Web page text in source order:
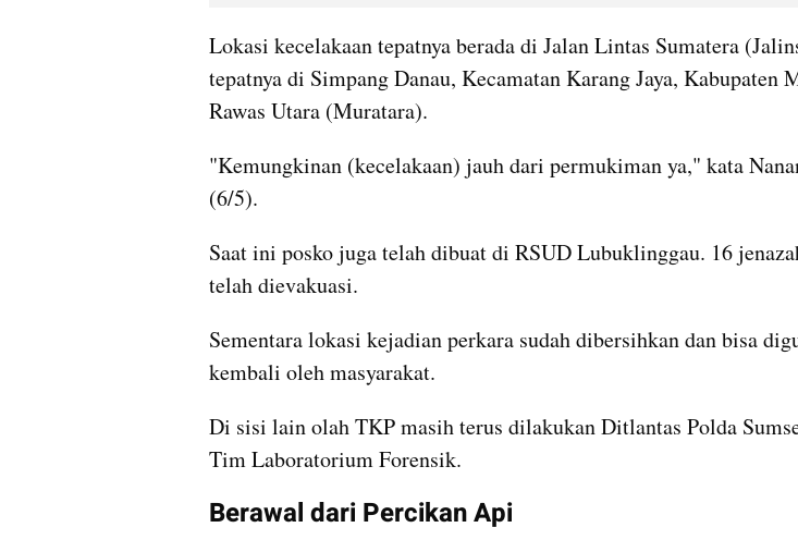
Lokasi kecelakaan tepatnya berada di Jalan Lintas Sumatera
tepatnya di Simpang Danau, Kecamatan Karang Jaya, Kabupaten
Rawas Utara (Muratara).
"Kemungkinan (kecelakaan) jauh dari permukiman ya," kata
(6/5).
Saat ini posko juga telah dibuat di RSUD Lubuklinggau. 16
telah dievakuasi.
Sementara lokasi kejadian perkara sudah dibersihkan dan bisa
kembali oleh masyarakat.
Di sisi lain olah TKP masih terus dilakukan Ditlantas Polda
Tim Laboratorium Forensik.
Berawal dari Percikan Api